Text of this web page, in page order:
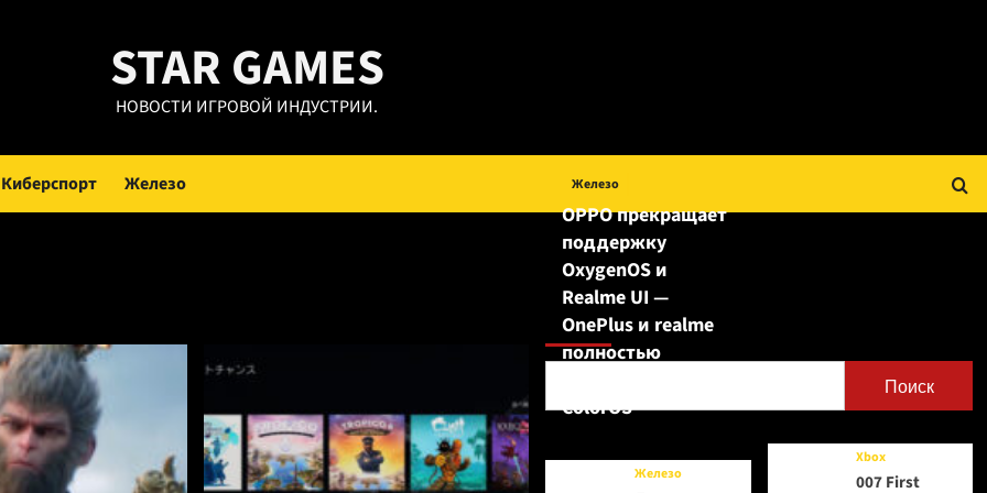
STAR GAMES
НОВОСТИ ИГРОВОЙ ИНДУСТРИИ.
Киберспорт Железо
Поиск
Поиск
Железо
OPPO прекращает
поддержку
OxygenOS и
Realme UI —
OnePlus и realme
полностью
ColorOS
Железо
Xbox
007 First